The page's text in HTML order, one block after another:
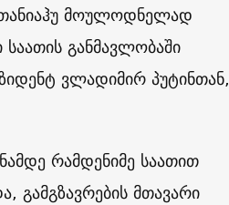
მოულოდნელად
განმავლობაში
ვლადიმირ პუტინთან,
რამდენიმე საათით
გამგზავრების მთავარი